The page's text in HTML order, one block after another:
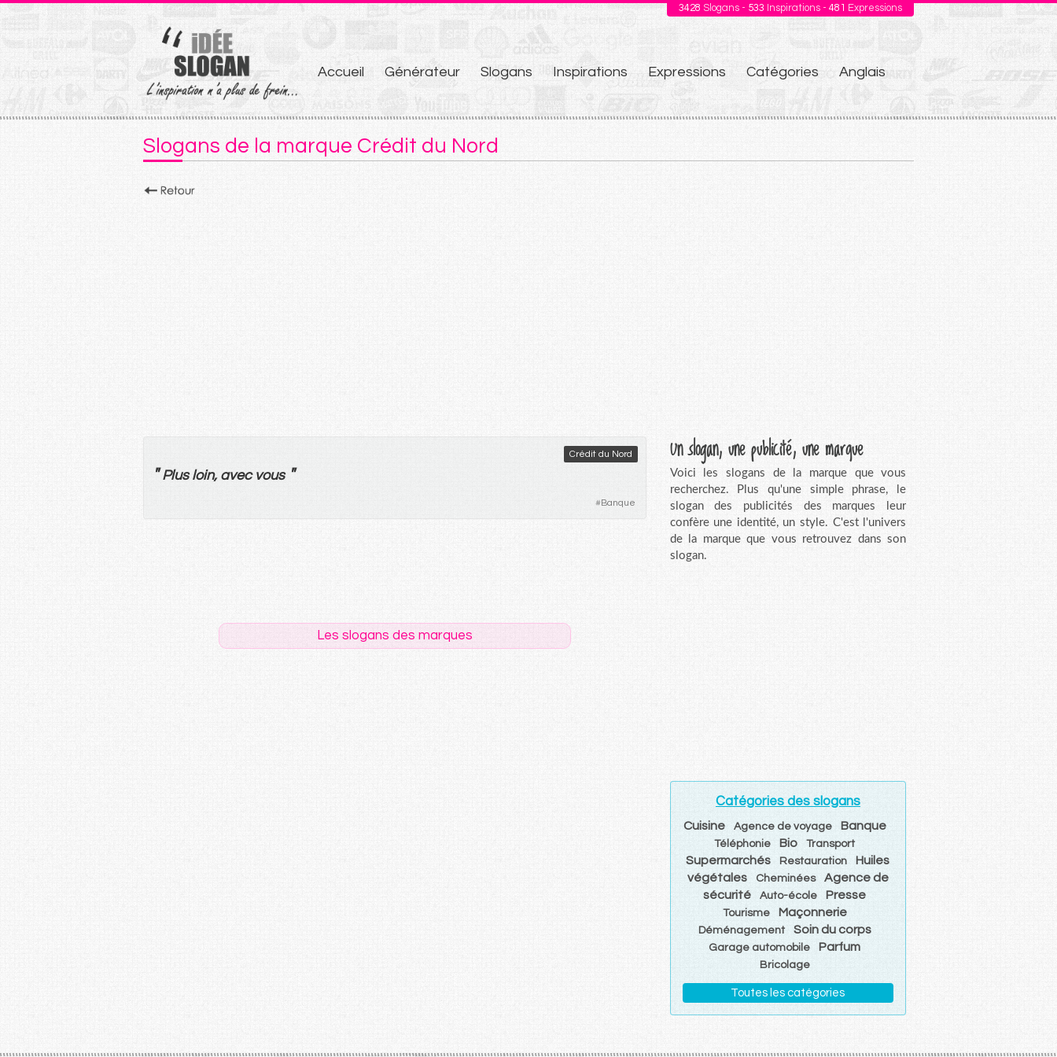
3428 Slogans - 533 Inspirations - 481 Expressions
Aller
au
contenu
Accueil Générateur Slogans Inspirations Expressions Catégories Anglais
Slogans de la marque Crédit du Nord
Crédit du Nord
" Plus loin, avec vous "
#Banque
Les slogans des marques
Un slogan, une publicité, une marque
Voici les slogans de la marque que vous
recherchez. Plus qu'une simple phrase, le
slogan des publicités des marques leur
confère une identité, un style. C'est l'univers
de la marque que vous retrouvez dans son
slogan.
Catégories des slogans
Cuisine Agence de voyage Banque
Téléphonie Bio Transport
Supermarchés Restauration
Huiles
végétales
Cheminées
Agence de
sécurité
Auto-école Presse
Tourisme Maçonnerie
Déménagement Soin du corps
Garage automobile Parfum
Bricolage
Toutes les catégories